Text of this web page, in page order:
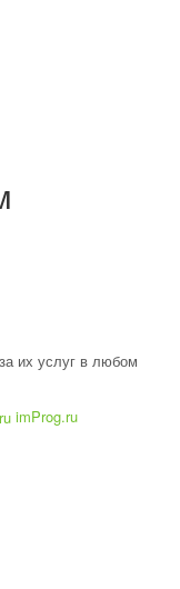
их услуг в любом
imProg.ru